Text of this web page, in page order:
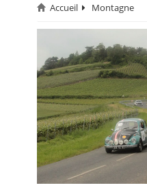
CIRCUIT
MONTAGNE
EVÈNEMENTS
CALENDRIER
FOCUS
Accueil Montagne